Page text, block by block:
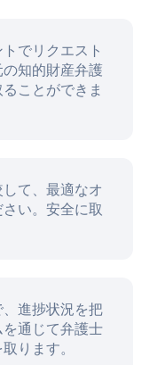
でリクエスト
知的財産弁護
ことができま
て、最適なオ
い。安全に取
進捗状況を把
通じて弁護士
ります。